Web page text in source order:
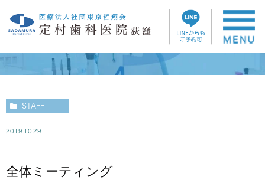
スタッフブログ
STAFF
2019.10.29
全体ミーティング